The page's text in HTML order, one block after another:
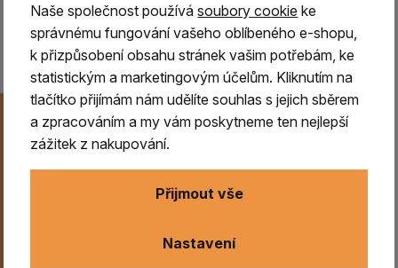
Zapomenuté heslo.
Jste tu poprvé?Zaregistrujte se
Novinky na Váš e-mail
Už nikdy nezmeškejte naše novinky, akce a speciální
nabídky. Přihlášení můžete kdykoliv zrušit.
Naše společnost používásoubory cookie ke
správnému fungování vašeho oblíbeného e-shopu,
k přizpůsobení obsahu stránek vašim potřebám, ke
statistickým a marketingovým účelům. Kliknutím na
tlačítko přijímám nám udělíte souhlas s jejich sběrem
a zpracováním a my vám poskytneme ten nejlepší
zážitek z nakupování.
Nastavení
Přijmout vše